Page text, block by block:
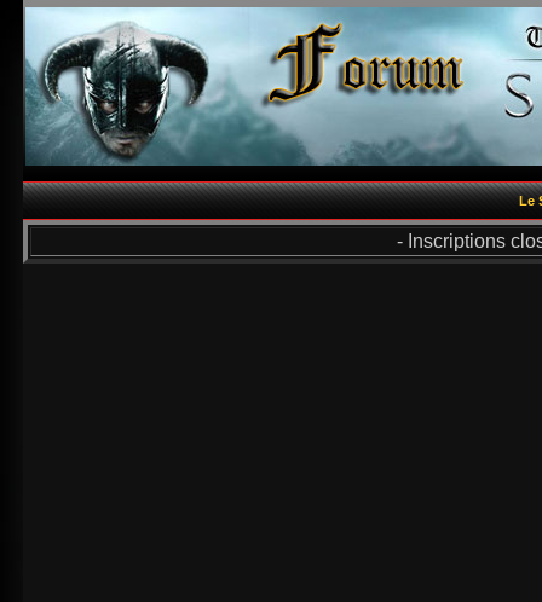
Le
- Inscriptions